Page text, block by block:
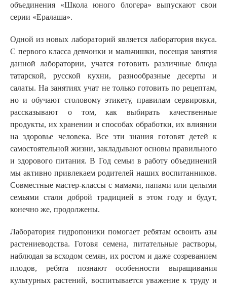
объединения «Школа юного блогера» выпускают свои
серии «Ералаша».
Одной из новых лабораторий является лаборатория вкуса.
С первого класса девчонки и мальчишки, посещая занятия
данной лаборатории, учатся готовить различные блюда
татарской, русской кухни, разнообразные десерты и
салаты. На занятиях учат не только готовить по рецептам,
но и обучают столовому этикету, правилам сервировки,
рассказывают о том, как выбирать качественные
продукты, их хранении и способах обработки, их влиянии
на здоровье человека. Все эти знания готовят детей к
самостоятельной жизни, закладывают основы правильного
и здорового питания. В Год семьи в работу объединений
мы активно привлекаем родителей наших воспитанников.
Совместные мастер-классы с мамами, папами или целыми
семьями стали доброй традицией в этом году и будут,
конечно же, продолжены.
Лаборатория гидропоники помогает ребятам освоить азы
растениеводства. Готовя семена, питательные растворы,
наблюдая за всходом семян, их ростом и даже созреванием
плодов, ребята познают особенности выращивания
культурных растений, воспитывается уважение к труду и